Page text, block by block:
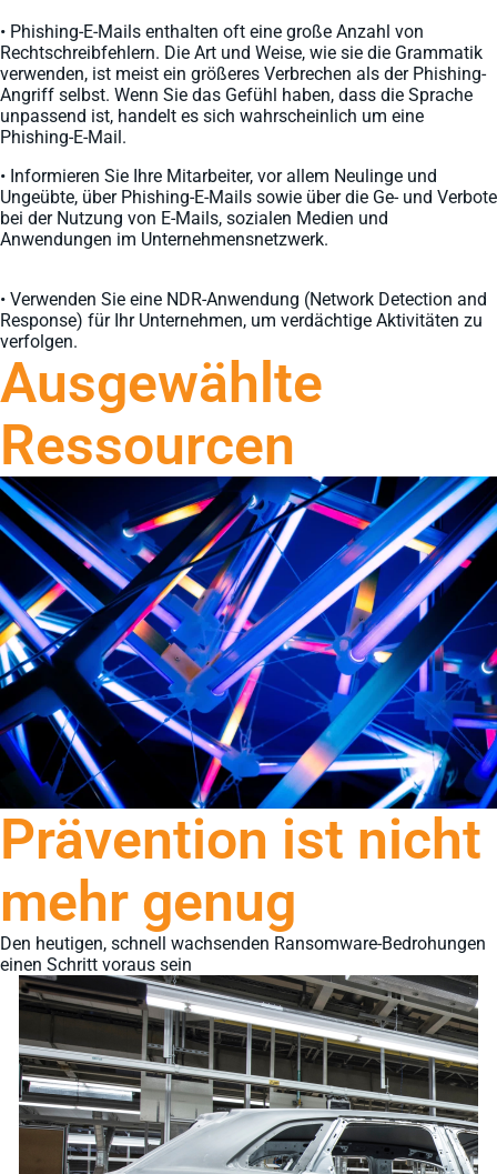
• Phishing-E-Mails enthalten oft eine große Anzahl von
Rechtschreibfehlern. Die Art und Weise, wie sie die Grammatik
verwenden, ist meist ein größeres Verbrechen als der Phishing-
Angriff selbst. Wenn Sie das Gefühl haben, dass die Sprache
unpassend ist, handelt es sich wahrscheinlich um eine
Phishing-E-Mail.
• Informieren Sie Ihre Mitarbeiter, vor allem Neulinge und
Ungeübte, über Phishing-E-Mails sowie über die Ge- und Verbote
bei der Nutzung von E-Mails, sozialen Medien und
Anwendungen im Unternehmensnetzwerk.
• Verwenden Sie eine NDR-Anwendung (Network Detection and
Response) für Ihr Unternehmen, um verdächtige Aktivitäten zu
verfolgen.
Ausgewählte
Ressourcen
Prävention ist nicht
mehr genug
Den heutigen, schnell wachsenden Ransomware-Bedrohungen
einen Schritt voraus sein